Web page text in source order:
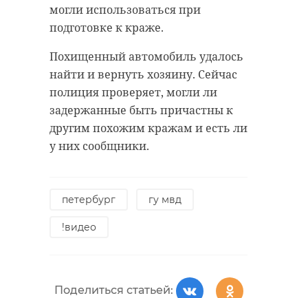
могли использоваться при
подготовке к краже.
Похищенный автомобиль удалось
найти и вернуть хозяину. Сейчас
полиция проверяет, могли ли
задержанные быть причастны к
другим похожим кражам и есть ли
у них сообщники.
петербург гу мвд
!видео
Поделиться статьей: